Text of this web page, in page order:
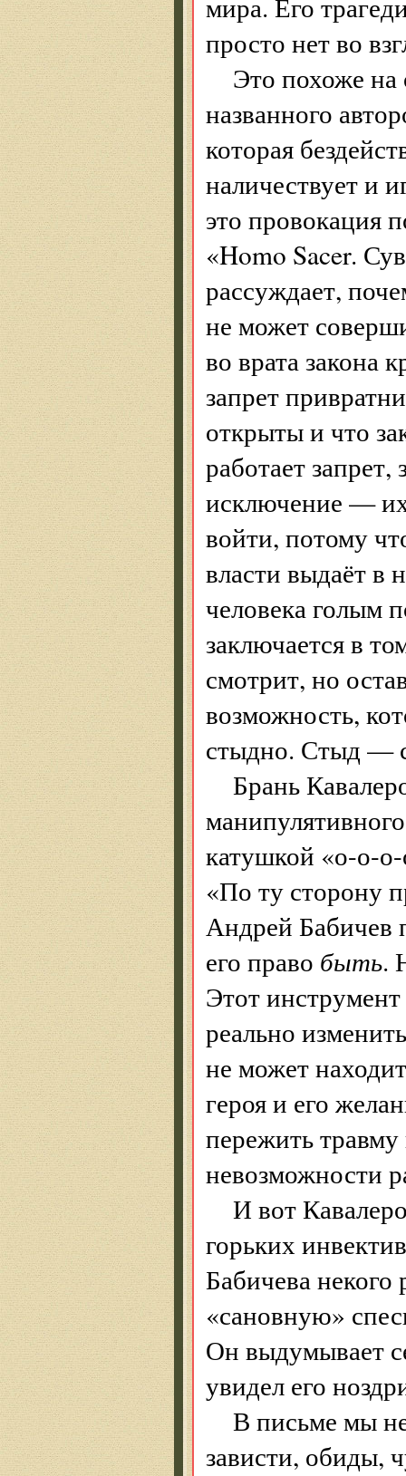
просто нет во
Это похоже
названного
которая
наличествует и
это провокация
«Homo Sacer.
рассуждает,
не может
во врата закона
запрет
открыты и что
работает
исключение —
войти, потому
власти выдаёт в
человека голым
заключается в
смотрит, но
возможность,
стыдно. Стыд —
Брань
катушкой «о-о-
«По ту сторону
Андрей Бабичев
его право быть.
Этот
реально
не может
героя и его
пережить травму
невозможности
И вот
горьких
Бабичева некого
«сановную»
Он выдумывает
увидел его
В письме мы
зависти, обиды,